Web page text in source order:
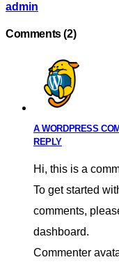
admin
Comments (2)
A WORDPRESS
REPLY
Hi, this is a
To get started
comments,
dashboard.
Commenter